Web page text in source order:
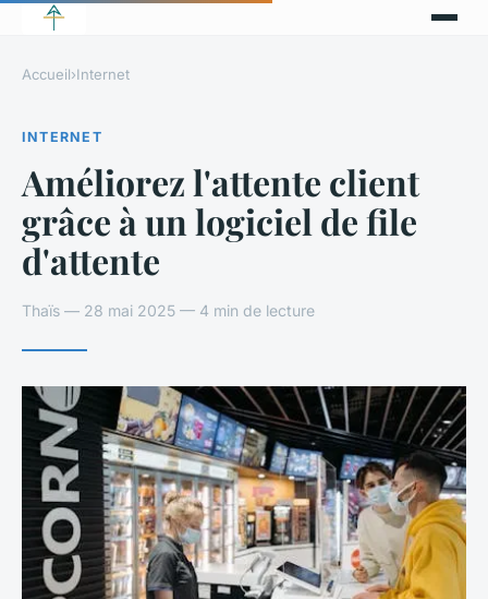
Accueil›Internet
INTERNET
Améliorez l'attente client
grâce à un logiciel de file
d'attente
Thaïs — 28 mai 2025 — 4 min de lecture